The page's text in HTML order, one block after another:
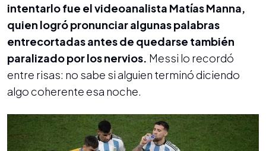
intentarlo fue el videoanalista Matías Manna,
quien logró pronunciar algunas palabras
entrecortadas antes de quedarse también
paralizado por los nervios. Messi lo recordó
entre risas: no sabe si alguien terminó diciendo
algo coherente esa noche.